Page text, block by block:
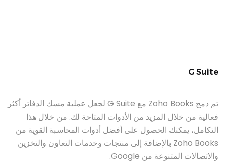
G Suite
تم دمج Zoho Books مع G Suite لجعل عملية مسك الدفاتر أكثر
فعالية من خلال المزيد من الأدوات المتاحة لك. من خلال هذا
التكامل، يمكنك الحصول على أفضل أدوات المحاسبة القوية من
Zoho Books بالإضافة إلى منتجات وخدمات التعاون والتخزين
والاتصالات المتنوعة من Google.